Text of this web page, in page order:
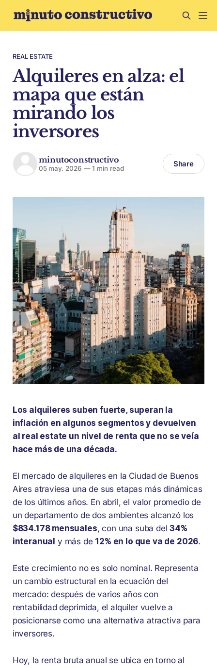
REAL ESTATE
Alquileres en alza: el
mapa que están
mirando los
inversores
minutoconstructivo
05 may. 2026 —1 min read Share
Los alquileres suben fuerte, superan la
inflación en algunos segmentos y devuelven
al real estate un nivel de renta que no se veía
hace más de una década.
El mercado de alquileres en la Ciudad de Buenos
Aires atraviesa una de sus etapas más dinámicas
de los últimos años. En abril, el valor promedio de
un departamento de dos ambientes alcanzó los
$834.178 mensuales, con una suba del34%
interanual y más de 12% en lo que va de 2026.
Este crecimiento no es solo nominal. Representa
un cambio estructural en la ecuación del
mercado: después de varios años con
rentabilidad deprimida, el alquiler vuelve a
posicionarse como una alternativa atractiva para
inversores.
Hoy, la renta bruta anual se ubica en torno al